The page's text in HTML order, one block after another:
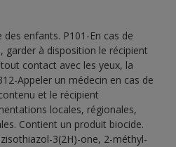
enfants. P101-En cas de
garder à disposition le récipient
contact avec les yeux, la
Appeler un médecin en cas de
et le récipient
locales, régionales,
Contient un produit biocide.
3(2H)-one, 2-méthyl-